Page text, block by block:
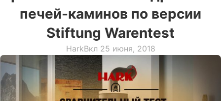
печей-каминов по версии
Stiftung Warentest
HarkВкл 25 июня, 2018